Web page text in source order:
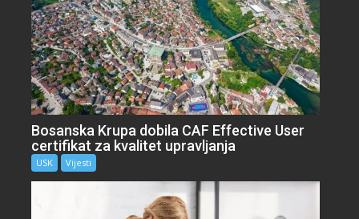
Bosanska Krupa dobila CAF Effective User
certifikat za kvalitet upravljanja
USK Vijesti